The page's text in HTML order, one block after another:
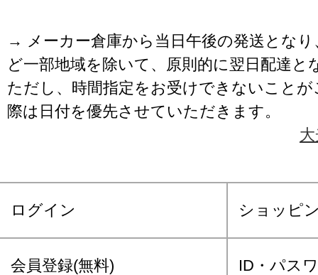
→ メーカー倉庫から当日午後の発送となり
ど一部地域を除いて、原則的に翌日配達と
ただし、時間指定をお受けできないこと
際は日付を優先させていただきます。
ログイン ショッピ
会員登録(無料) ID・パス